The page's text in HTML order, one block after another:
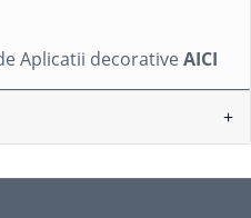
Aplicatii decorativeAICI